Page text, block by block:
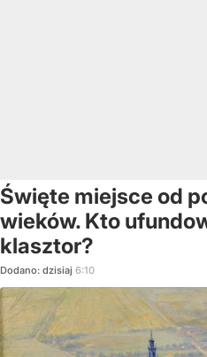
Święte miejsce od
wieków. Kto
klasztor?
Dodano: dzisiaj 6:10